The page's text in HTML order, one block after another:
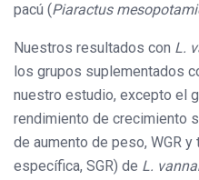
pacú (Piaractus
Nuestros resultados con L.
los grupos suplementados
nuestro estudio, excepto el
rendimiento de crecimiento
de aumento de peso, WGR
específica, SGR) de L.